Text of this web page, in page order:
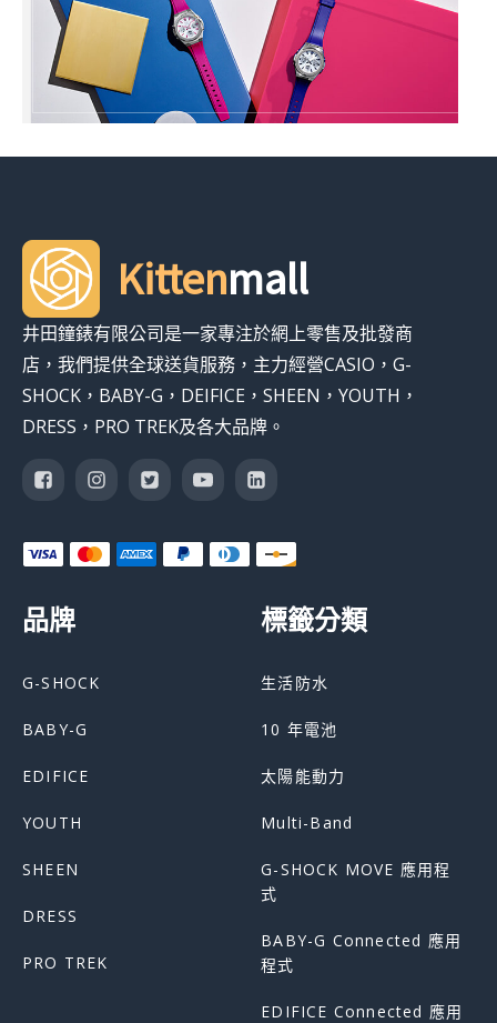
Kittenmall
井田鐘錶有限公司是一家專注於網上零售及批發商
店，我們提供全球送貨服務，主力經營CASIO，G-
SHOCK，BABY-G，DEIFICE，SHEEN，YOUTH，
DRESS，PRO TREK及各大品牌。
品牌
G-SHOCK
BABY-G
EDIFICE
YOUTH
SHEEN
DRESS
PRO TREK
標籤分類
生活防水
10 年電池
太陽能動力
Multi-Band
G-SHOCK MOVE 應用程
式
BABY-G Connected 應用
程式
EDIFICE Connected 應用